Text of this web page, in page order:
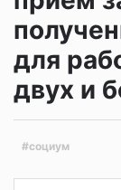
для
двух и
#социум